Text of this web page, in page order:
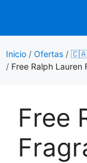
contenido
Inicio / Ofertas / 🇨🇦
/ Free Ralph Lauren
Free